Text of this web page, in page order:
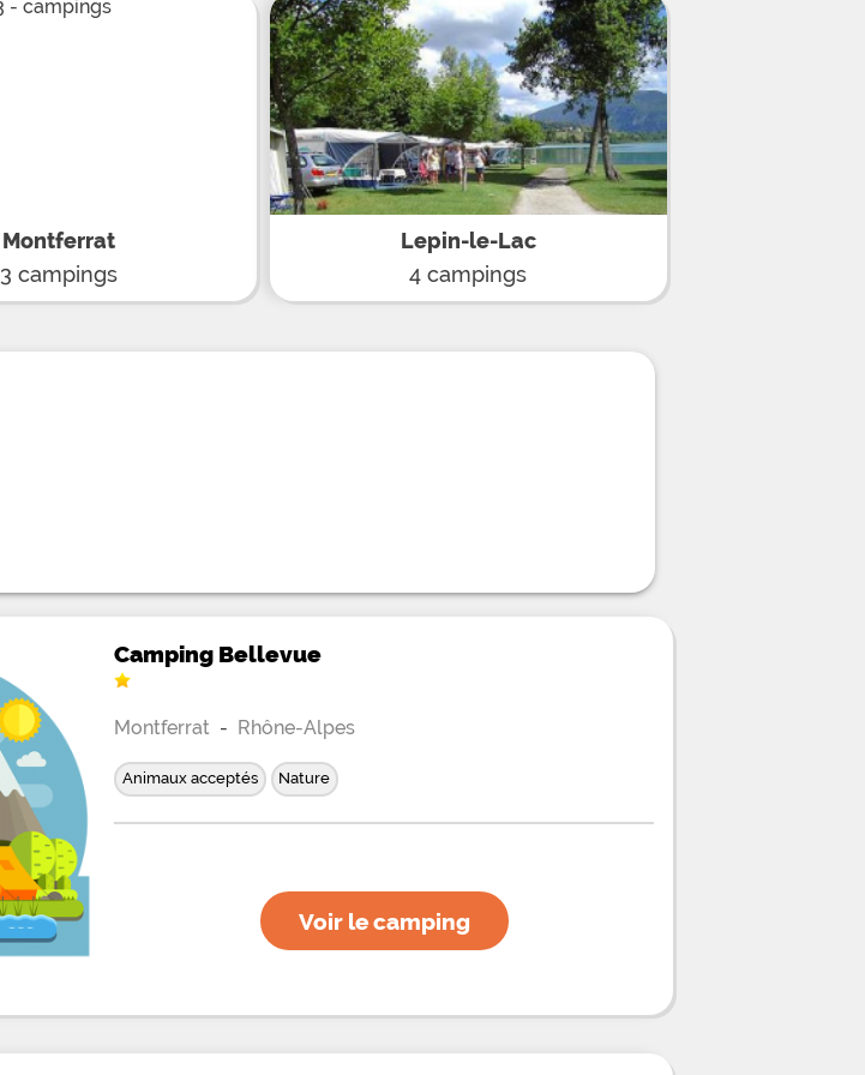
destination des petits comme des grands. Pour le plaisir de
tous, vous pourrez vous rafraichir au bar et déguster
glaces et boisons diverses. Depuis ce camping agencé en
étage et avec vue les montagnes environnantes, grimpez à
cheval pour une balade bucolique via le centre équestre à
proximité, initiez-vous à la voile ou au ski-nautique sur le
lac ou partez en randonnées pédestres ou cyclistes à la
découverte du Pays
Montferrat
3 campings
Lepin-le-Lac
4 campings
Camping Bellevue
Montferrat - Rhône-Alpes
Animaux acceptés Nature
Voir le camping